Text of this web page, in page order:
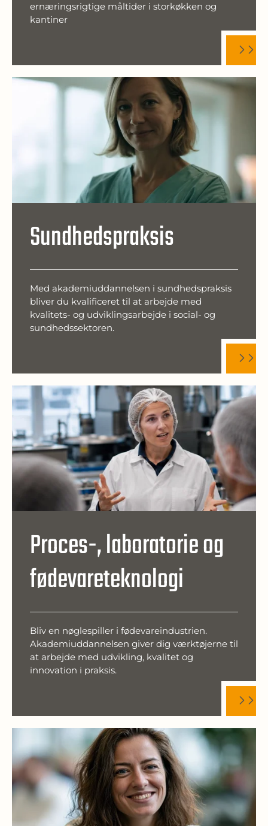
ernæringsrigtige måltider i storkøkken og
kantiner
Sundhedspraksis
Med akademiuddannelsen i sundhedspraksis
bliver du kvalificeret til at arbejde med
kvalitets- og udviklingsarbejde i social- og
sundhedssektoren.
Proces-, laboratorie og
fødevareteknologi
Bliv en nøglespiller i fødevareindustrien.
Akademiuddannelsen giver dig værktøjerne til
at arbejde med udvikling, kvalitet og
innovation i praksis.